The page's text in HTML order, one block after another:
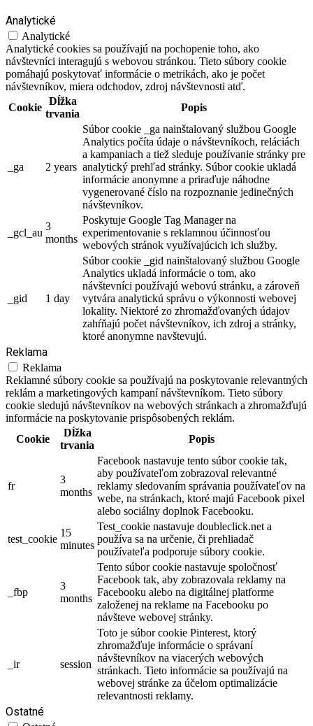
Analytické
Analytické
Analytické cookies sa používajú na pochopenie toho, ako
návštevníci interagujú s webovou stránkou. Tieto súbory cookie
pomáhajú poskytovať informácie o metrikách, ako je počet
návštevníkov, miera odchodov, zdroj návštevnosti atď.
Cookie
Dĺžka
trvania
Popis
_ga 2 years
Súbor cookie _ga nainštalovaný službou Google
Analytics počíta údaje o návštevníkoch, reláciách
a kampaniach a tiež sleduje používanie stránky pre
analytický prehľad stránky. Súbor cookie ukladá
informácie anonymne a priraďuje náhodne
vygenerované číslo na rozpoznanie jedinečných
návštevníkov.
_gcl_au
3
months
Poskytuje Google Tag Manager na
experimentovanie s reklamnou účinnosťou
webových stránok využívajúcich ich služby.
_gid 1 day
Súbor cookie _gid nainštalovaný službou Google
Analytics ukladá informácie o tom, ako
návštevníci používajú webovú stránku, a zároveň
vytvára analytickú správu o výkonnosti webovej
lokality. Niektoré zo zhromažďovaných údajov
zahŕňajú počet návštevníkov, ich zdroj a stránky,
ktoré anonymne navštevujú.
Reklama
Reklama
Reklamné súbory cookie sa používajú na poskytovanie relevantných
reklám a marketingových kampaní návštevníkom. Tieto súbory
cookie sledujú návštevníkov na webových stránkach a zhromažďujú
informácie na poskytovanie prispôsobených reklám.
Cookie
Dĺžka
trvania
Popis
fr
3
months
Facebook nastavuje tento súbor cookie tak,
aby používateľom zobrazoval relevantné
reklamy sledovaním správania používateľov na
webe, na stránkach, ktoré majú Facebook pixel
alebo sociálny doplnok Facebooku.
test_cookie
15
minutes
Test_cookie nastavuje doubleclick.net a
používa sa na určenie, či prehliadač
používateľa podporuje súbory cookie.
_fbp
3
months
Tento súbor cookie nastavuje spoločnosť
Facebook tak, aby zobrazovala reklamy na
Facebooku alebo na digitálnej platforme
založenej na reklame na Facebooku po
návšteve webovej stránky.
_ir session
Toto je súbor cookie Pinterest, ktorý
zhromažďuje informácie o správaní
návštevníkov na viacerých webových
stránkach. Tieto informácie sa používajú na
webovej stránke za účelom optimalizácie
relevantnosti reklamy.
Ostatné